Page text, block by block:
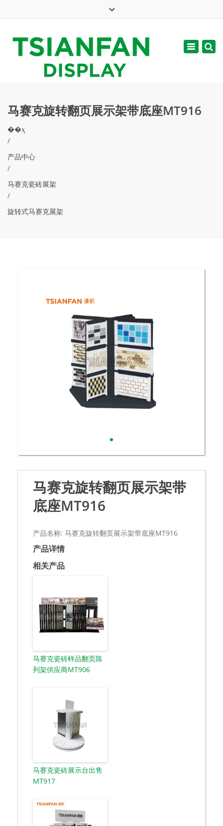
周一 - 周六: 7:00 - 17:00
Toggle
马赛克旋转翻页展示架带底座MT916
��ҳ
/
产品中心
/
马赛克瓷砖展架
/
旋转式马赛克展架
马赛克旋转翻页展示架带
底座MT916
产品名称: 马赛克旋转翻页展示架带底座MT916
产品详情
相关产品
马赛克瓷砖样品翻页陈
列架供应商MT906
马赛克瓷砖展示台出售
MT917